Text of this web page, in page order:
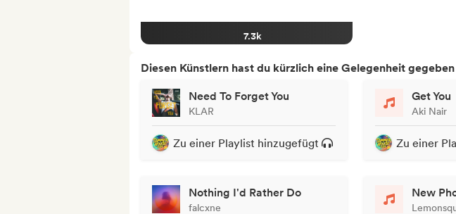
7.3k
Diesen Künstlern hast du kürzlich eine Gelegenheit gegeben
Need To Forget You
KLAR
Zu einer Playlist hinzugefügt
Get You
Aki Nair
Zu einer
Nothing I'd Rather Do
falcxne
New